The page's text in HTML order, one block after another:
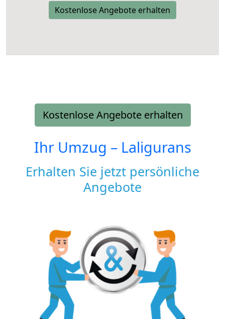
Kostenlose Angebote erhalten
Kostenlose Angebote erhalten
Ihr Umzug – Laligurans
Erhalten Sie jetzt persönliche
Angebote